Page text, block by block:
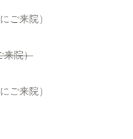
ご来院）
来院）
ご来院）